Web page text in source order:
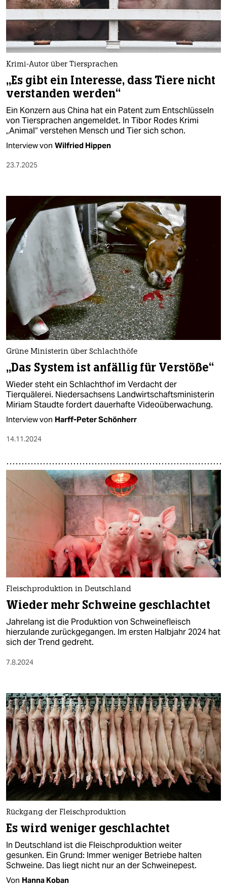
nord
wahrheit
verlag
verlag
veranstaltungen
shop
fragen & hilfe
unterstützen
genossenschaft
epaper login
Krimi-Autor über Tiersprachen
„Es gibt ein Interesse, dass Tiere nicht
verstanden werden“
Ein Konzern aus China hat ein Patent zum Entschlüsseln
von Tiersprachen angemeldet. In Tibor Rodes Krimi
„Animal“ verstehen Mensch und Tier sich schon.
Interview von Wilfried Hippen
23.7.2025
Grüne Ministerin über Schlachthöfe
„Das System ist anfällig für Verstöße“
Wieder steht ein Schlachthof im Verdacht der
Tierquälerei. Niedersachsens Landwirtschaftsministerin
Miriam Staudte fordert dauerhafte Videoüberwachung.
Interview von Harff-Peter Schönherr
14.11.2024
Fleischproduktion in Deutschland
Wieder mehr Schweine geschlachtet
Jahrelang ist die Produktion von Schweinefleisch
hierzulande zurückgegangen. Im ersten Halbjahr 2024 hat
sich der Trend gedreht.
7.8.2024
Rückgang der Fleischproduktion
Es wird weniger geschlachtet
In Deutschland ist die Fleischproduktion weiter
gesunken. Ein Grund: Immer weniger Betriebe halten
Schweine. Das liegt nicht nur an der Schweinepest.
Von Hanna Koban